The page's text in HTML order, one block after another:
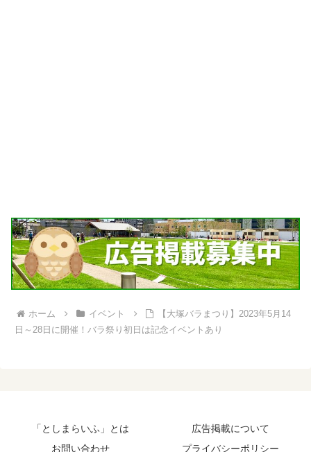
ホーム イベント
【大塚バラまつり】2023年5月14
日～28日に開催！バラ祭り初日は記念イベントあり
「としまらいふ」とは
広告掲載について
お問い合わせ
プライバシーポリシー